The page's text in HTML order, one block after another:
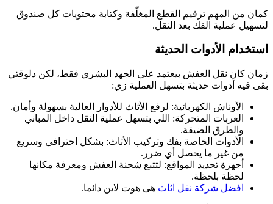
كمان من المهم ترقيم القطع المغلّفة وكتابة محتويات كل صندوق
لتسهيل عملية الفك بعد النقل.
استخدام الأدوات الحديثة
زمان كان نقل العفش بيعتمد على الجهد البشري فقط، لكن دلوقتي
بقى فيه أدوات حديثة بتسهل العملية زي:
الأوناش الكهربائية: لرفع الأثاث للأدوار العالية بسهولة وأمان.
العربات المتحركة: اللي بتسهل عملية النقل داخل المباني
والطرق الضيقة.
الأدوات الخاصة بفك وتركيب الأثاث: بشكل احترافي وسريع
من غير ما يحصل أي ضرر.
أجهزة تحديد المواقع: لتتبع شحنة العفش ومعرفة مكانها
لحظة بلحظة.
افضل شركة نقل اثاث هى هوت لاين دائما.